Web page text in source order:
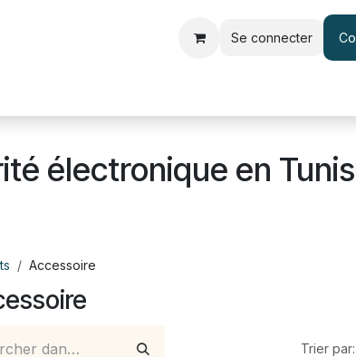
Se connecter
électronique en
Accessoire
Trier par: